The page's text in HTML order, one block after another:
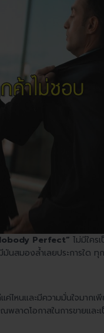
Perfect” ไม่มีใค
นสมองล้ำเลยประการใด
ไหนและมีความมั่นใจมากเ
ลาดโอกาสในการขายและ